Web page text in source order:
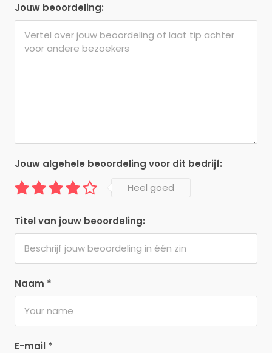
Jouw beoordeling:
Naam *
E-mail *
Jouw algehele beoordeling voor dit bedrijf:
Heel goed
Titel van jouw beoordeling: